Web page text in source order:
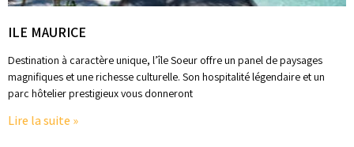
ILE MAURICE
Destination à caractère unique, l’île Soeur offre un panel de paysages
magnifiques et une richesse culturelle. Son hospitalité légendaire et un
parc hôtelier prestigieux vous donneront
Lire la suite »